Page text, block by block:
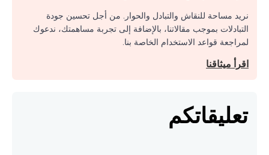
نريد مساحة للنقاش والتبادل والحوار. من أجل تحسين جودة
التبادلات بموجب مقالاتنا، بالإضافة إلى تجربة مساهمتك، ندعوك
لمراجعة قواعد الاستخدام الخاصة بنا.
اقرأ ميثاقنا
تعليقاتكم